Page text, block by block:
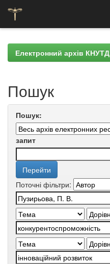
navigationЕлектронний архів КНУТД
Пошук
Пошук:
запит
Поточні фільтри: